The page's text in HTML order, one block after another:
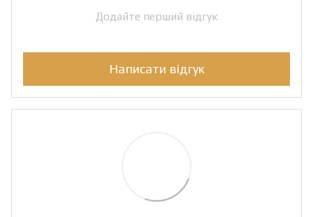
Додайте перший відгук
Написати відгук